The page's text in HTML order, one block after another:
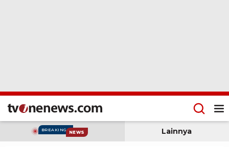
BREAKING NEWS Lainnya